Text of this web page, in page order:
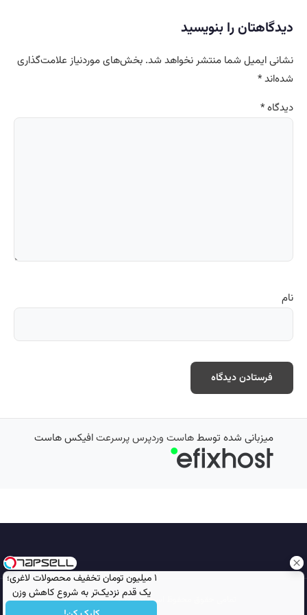
۱ میلیون تومان تخفیف محصولات لاغری؛
یک قدم نزدیک‌تر به شروع کاهش وزن
دیدگاهتان را بنویسید
نشانی ایمیل شما منتشر نخواهد شد. بخش‌های موردنیاز علامت‌گذاری
شده‌اند*
دیدگاه*
نام
میزبانی شده توسطهاست وردپرس پرسرعتافیکس هاست
تمامی حقوق محفوظ است © 2026 مجله نورگرام